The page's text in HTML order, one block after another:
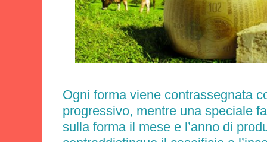
Ogni forma viene contrassegnata
progressivo, mentre una speciale
sulla forma il mese e l’anno di